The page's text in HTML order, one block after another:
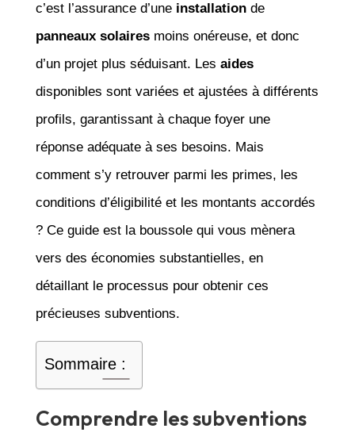
c’est l’assurance d’une installationde
panneaux solairesmoins onéreuse, et donc
d’un projet plus séduisant. Les aides
disponibles sont variées et ajustées à différents
profils, garantissant à chaque foyer une
réponse adéquate à ses besoins. Mais
comment s’y retrouver parmi les primes, les
conditions d’éligibilité et les montants accordés
? Ce guide est la boussole qui vous mènera
vers des économies substantielles, en
détaillant le processus pour obtenir ces
précieuses subventions.
Sommaire :
Comprendre les subventions